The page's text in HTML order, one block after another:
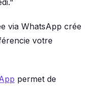
via WhatsApp crée
votre
permet de